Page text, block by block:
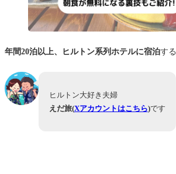
年間20泊以上、ヒルトン系列ホテルに宿泊する
ヒルトン大好き夫婦
えだ旅(Xアカウントはこちら)です